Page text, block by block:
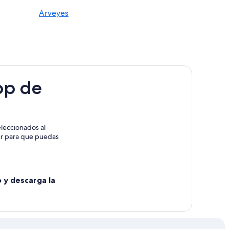
Arveyes
de
al
para que puedas
y descarga la